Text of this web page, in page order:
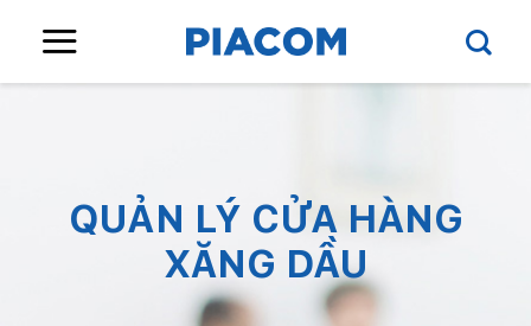
QUẢN LÝ CỬA HÀNG
XĂNG DẦU